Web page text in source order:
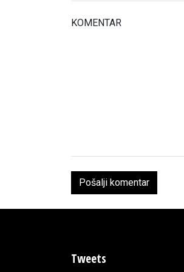
KOMENTAR
Tweets